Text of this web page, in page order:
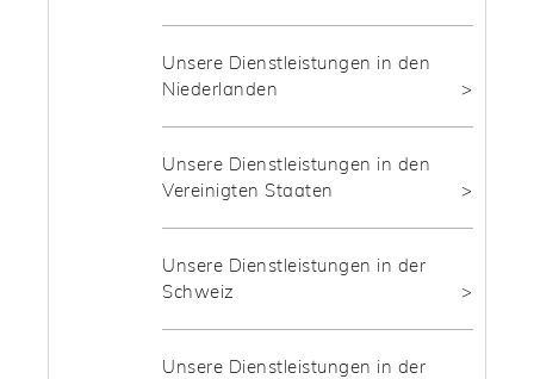
Unsere Dienstleistungen in den
Niederlanden
Unsere Dienstleistungen in den
Vereinigten Staaten
Unsere Dienstleistungen in der
Schweiz
Unsere Dienstleistungen in der